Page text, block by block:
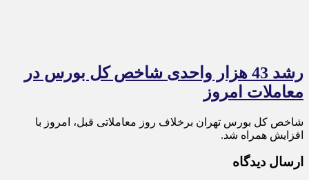
رشد 43 هزار واحدی شاخص کل بورس در
معاملات امروز
شاخص کل بورس تهران برخلاف روز معاملاتی قبل، امروز با
افزایش همراه شد.
ارسال دیدگاه